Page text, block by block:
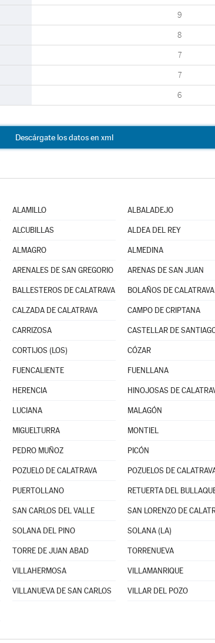
9
8
7
7
6
Descárgate los datos en xml
ALAMILLO ALBALADEJO
ALCUBILLAS ALDEA DEL REY
ALMAGRO ALMEDINA
ARENALES DE SAN GREGORIO ARENAS DE SAN JUAN
BALLESTEROS DE CALATRAVA BOLAÑOS DE CALATRAVA
CALZADA DE CALATRAVA CAMPO DE CRIPTANA
CARRIZOSA CASTELLAR DE
CORTIJOS (LOS) CÓZAR
FUENCALIENTE FUENLLANA
HERENCIA HINOJOSAS DE
LUCIANA MALAGÓN
MIGUELTURRA MONTIEL
PEDRO MUÑOZ PICÓN
POZUELO DE CALATRAVA
PUERTOLLANO RETUERTA DEL
SAN CARLOS DEL VALLE SAN LORENZO DE
SOLANA DEL PINO SOLANA (LA)
TORRE DE JUAN ABAD TORRENUEVA
VILLAHERMOSA VILLAMANRIQUE
VILLANUEVA DE SAN CARLOS VILLAR DEL POZO